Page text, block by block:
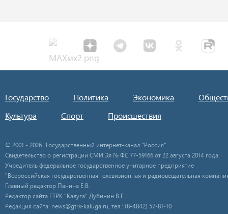
Государство Политика Экономика
Культура
Спорт Происшествия
© 2001 - 2026 "Государственный интернет-канал "Россия".
Свидетельство о регистрации СМИ Эл № ФС 77-59166 от 22 августа 2014 года.
Учредитель федеральное государственное унитарное предприятие
"Всероссийская государственная телевизионная и радиовещательная
Главный редактор Панина Е.В.
Редактор сайта ГТРК "Калуга" Дубинин В.Г.
Редакция сайта: news@gtrk-kaluga.ru, тел.: (8-4842) 57-81-10